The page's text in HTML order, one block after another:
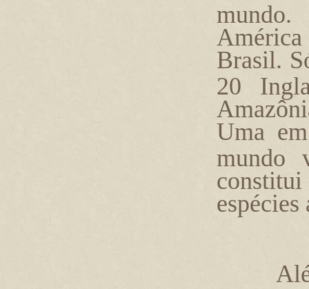
Brasil.
20
Uma
mundo
constitui